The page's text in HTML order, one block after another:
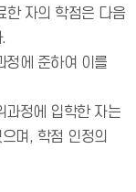
한 자의 학점은 다음
정에 준하여 이를
과정에 입학한 자는
며, 학점 인정의